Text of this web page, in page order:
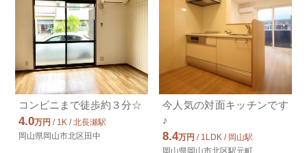
コンビニまで徒歩約３分☆
4.0万円 / 1K / 北長瀬駅
岡山県岡山市北区田中
今人気の対面キッチンです
♪
8.4万円 / 1LDK / 岡山駅
岡山県岡山市北区駅元町